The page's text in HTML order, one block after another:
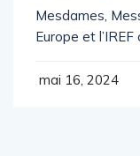
Mesdames,
Europe et
mai 16, 2024